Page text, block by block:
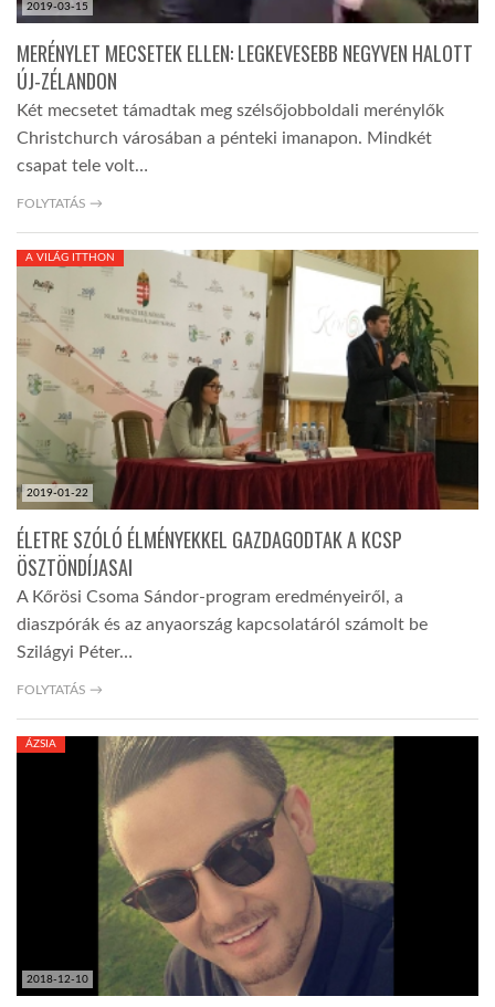
2019-03-15
MERÉNYLET MECSETEK ELLEN: LEGKEVESEBB NEGYVEN HALOTT
ÚJ-ZÉLANDON
Két mecsetet támadtak meg szélsőjobboldali merénylők
Christchurch városában a pénteki imanapon. Mindkét
csapat tele volt…
FOLYTATÁS →
2019-01-22
A VILÁG ITTHON
ÉLETRE SZÓLÓ ÉLMÉNYEKKEL GAZDAGODTAK A KCSP
ÖSZTÖNDÍJASAI
A Kőrösi Csoma Sándor-program eredményeiről, a
diaszpórák és az anyaország kapcsolatáról számolt be
Szilágyi Péter…
FOLYTATÁS →
2018-12-10
ÁZSIA